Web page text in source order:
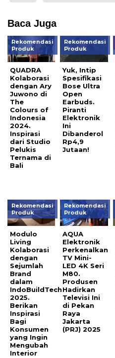
Baca Juga
Rekomendasi
Produk
QUADRA
Kolaborasi
dengan Ary
Juwono di
The
Colours of
Indonesia
2024.
Inspirasi
dari Studio
Pelukis
Ternama di
Bali
Rekomendasi
Produk
Yuk, Intip
Spesifikasi
Bose Ultra
Open
Earbuds.
Piranti
Elektronik
Ini
Dibanderol
Rp4,9
Jutaan!
Rekomendasi
Produk
Modulo
Living
Kolaborasi
dengan
Sejumlah
Brand
dalam
IndoBuildTech
2025.
Berikan
Inspirasi
Bagi
Konsumen
yang Ingin
Mengubah
Interior
Rekomendasi
Produk
AQUA
Elektronik
Perkenalkan
TV Mini-
LED 4K Seri
M80.
Produsen
Hadirkan
Televisi Ini
di Pekan
Raya
Jakarta
(PRJ) 2025